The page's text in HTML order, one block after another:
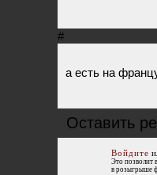
#
а есть на
Оставить
Войдите
Это позволит
в розыгрыше